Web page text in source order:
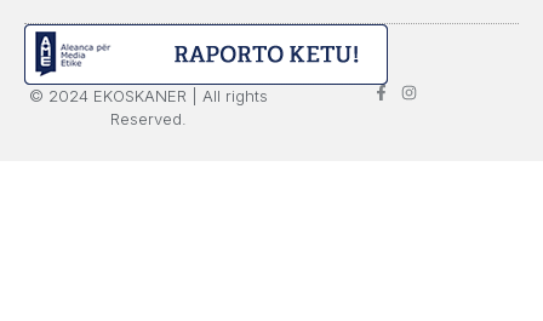
© 2024 EKOSKANER | All rights
Reserved.